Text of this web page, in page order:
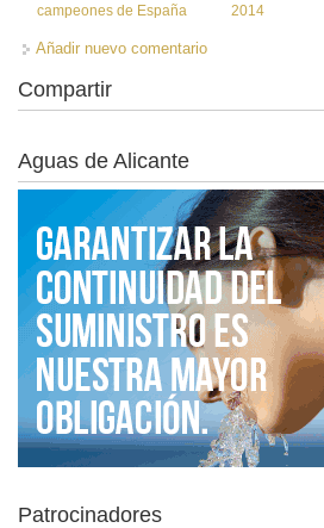
campeones de España
2014
Añadir nuevo comentario
Compartir
Aguas de Alicante
Patrocinadores